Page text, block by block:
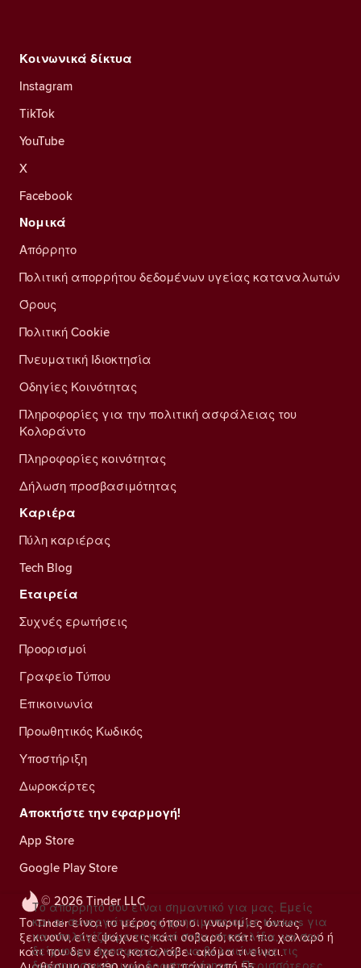
© 2026 Tinder LLC
Το Tinder είναι το μέρος όπου οι γνωριμίες όντως
ξεκινούν, είτε ψάχνεις κάτι σοβαρό, κάτι πιο χαλαρό ή
κάτι που δεν έχεις καταλάβει ακόμα τι είναι.
Κοινωνικά δίκτυα
Instagram
TikTok
YouTube
X
Facebook
Νομικά
Απόρρητο
Πολιτική απορρήτου δεδομένων υγείας καταναλωτών
Όρους
Πολιτική Cookie
Πνευματική Ιδιοκτησία
Οδηγίες Κοινότητας
Πληροφορίες για την πολιτική ασφάλειας του
Κολοράντο
Πληροφορίες κοινότητας
Δήλωση προσβασιμότητας
Καριέρα
Πύλη καριέρας
Tech Blog
Εταιρεία
Συχνές ερωτήσεις
Προορισμοί
Γραφείο Τύπου
Επικοινωνία
Προωθητικός Κωδικός
Υποστήριξη
Δωροκάρτες
Αποκτήστε την εφαρμογή!
App Store
Google Play Store
Το απόρρητό σου είναι σημαντικό για μας. Εμείς
και οι συνεργάτες μας χρησιμοποιούμε trackers για
να υπολογίζουμε το κοινό στην ιστοσελίδα, να σου
δείχνουμε προσφορές και να βελτιώνουμε τις